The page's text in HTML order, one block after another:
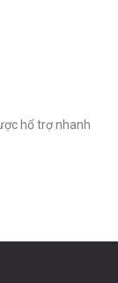
hổ trợ nhanh